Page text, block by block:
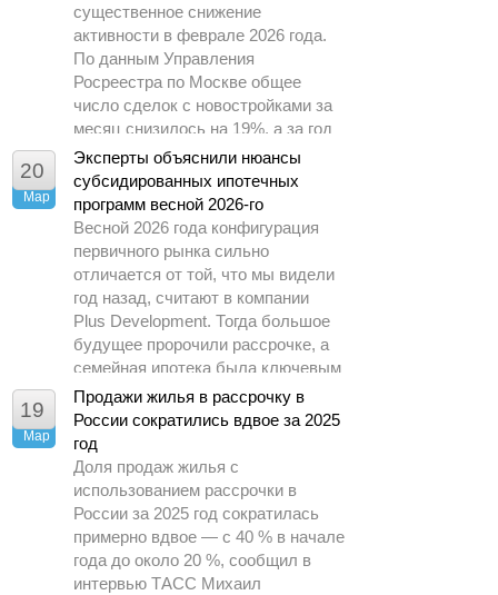
существенное снижение
активности в феврале 2026 года.
По данным Управления
Росреестра по Москве общее
число сделок с новостройками за
месяц снизилось на 19%, а за год
– почти в 1,5 раза.
20
Мар
Эксперты объяснили нюансы
субсидированных ипотечных
программ весной 2026-го
Весной 2026 года конфигурация
первичного рынка сильно
отличается от той, что мы видели
год назад, считают в компании
Plus Development. Тогда большое
будущее пророчили рассрочке, а
семейная ипотека была ключевым
драйвером спроса.
19
Мар
Продажи жилья в рассрочку в
России сократились вдвое за 2025
год
Доля продаж жилья с
использованием рассрочки в
России за 2025 год сократилась
примерно вдвое — с 40 % в начале
года до около 20 %, сообщил в
интервью ТАСС Михаил